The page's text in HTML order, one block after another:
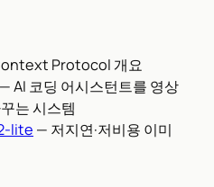
Protocol 개요
— AI 코딩 어시스턴트를 영상
는 시스템
lite — 저지연·저비용 이미